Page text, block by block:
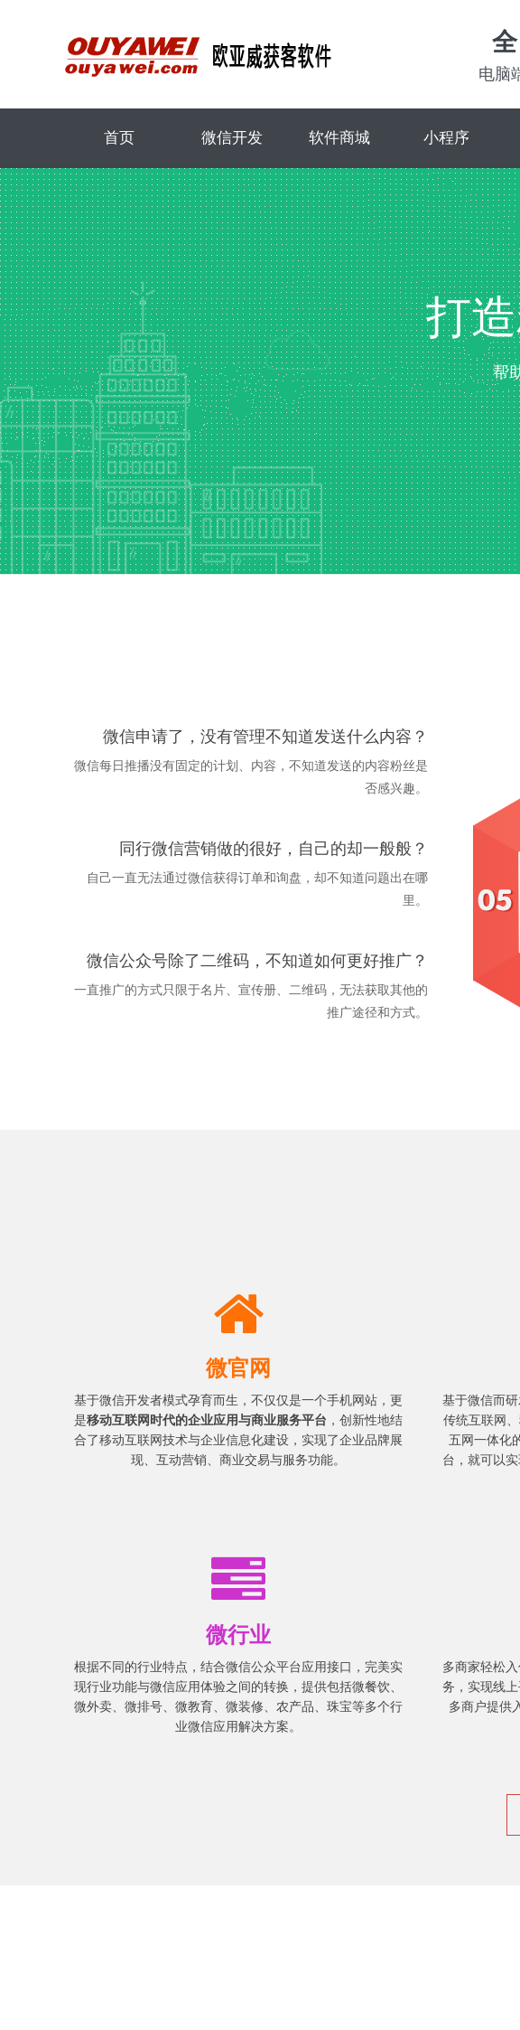
电脑
首页 微信开发 软件商城 小程序
打
帮
微信申请了，没有管理不知道发送什么内容？
微信每日推播没有固定的计划、内容，不知道发送的内容粉丝是
否感兴趣。
同行微信营销做的很好，自己的却一般般？
自己一直无法通过微信获得订单和询盘，却不知道问题出在哪
里。
微信公众号除了二维码，不知道如何更好推广？
一直推广的方式只限于名片、宣传册、二维码，无法获取其他的
推广途径和方式。
微官网
基于微信开发者模式孕育而生，不仅仅是一个手机网站，更
是移动互联网时代的企业应用与商业服务平台 ，创新性地结
合了移动互联网技术与企业信息化建设，实现了企业品牌展
现、互动营销、商业交易与服务功能。
基于微信而
传统互联网
五网一体化
台，就可以
微行业
根据不同的行业特点，结合微信公众平台应用接口，完美实
现行业功能与微信应用体验之间的转换，提供包括微餐饮、
微外卖、微排号、微教育、微装修、农产品、珠宝等多个行
业微信应用解决方案。
多商家轻松
务，实现线
多商户提供